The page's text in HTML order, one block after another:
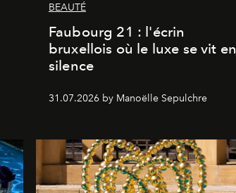
BEAUTÉ
Faubourg 21 : l'écrin
bruxellois où le luxe se vit en
silence
31.07.2026 by Manoëlle Sepulchre